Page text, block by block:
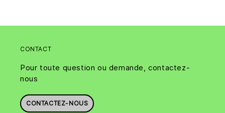
CONTACT
Pour toute question ou demande, contactez-
nous
CONTACTEZ-NOUS